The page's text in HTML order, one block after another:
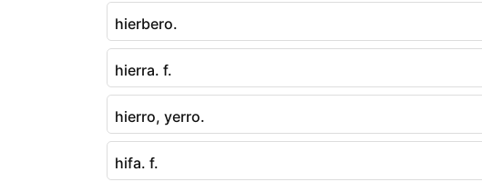
hierbero.
hierra. f.
hierro, yerro.
hifa. f.